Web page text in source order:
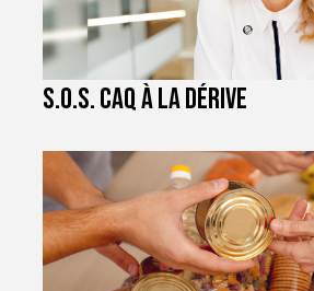
S.O.S. CAQ à la dérive